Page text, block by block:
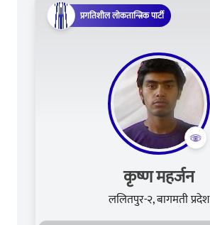
प्रगतिशील लोकतान्त्रिक पार्टी
कृष्ण महर्जन
ललितपुर-२, बागमती प्रदेश